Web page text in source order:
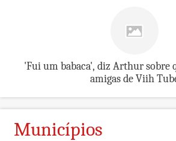
'Fui um babaca', diz Arthur sobre
amigas de Viih
Municípios